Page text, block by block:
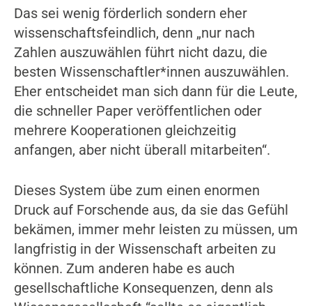
Das sei wenig förderlich sondern eher
wissenschaftsfeindlich, denn „nur nach
Zahlen auszuwählen führt nicht dazu, die
besten Wissenschaftler*innen auszuwählen.
Eher entscheidet man sich dann für die Leute,
die schneller Paper veröffentlichen oder
mehrere Kooperationen gleichzeitig
anfangen, aber nicht überall mitarbeiten“.
Dieses System übe zum einen enormen
Druck auf Forschende aus, da sie das Gefühl
bekämen, immer mehr leisten zu müssen, um
langfristig in der Wissenschaft arbeiten zu
können. Zum anderen habe es auch
gesellschaftliche Konsequenzen, denn als